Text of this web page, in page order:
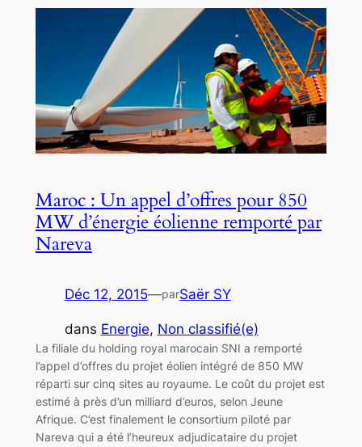
Maroc : Un appel d’offres pour 850
MW d’énergie éolienne remporté par
Nareva
Déc 12, 2015—parSaër SY
dans Energie, Non classifié(e)
La filiale du holding royal marocain SNI a remporté
l’appel d’offres du projet éolien intégré de 850 MW
réparti sur cinq sites au royaume. Le coût du projet est
estimé à près d’un milliard d’euros, selon Jeune
Afrique. C’est finalement le consortium piloté par
Nareva qui a été l’heureux adjudicataire du projet